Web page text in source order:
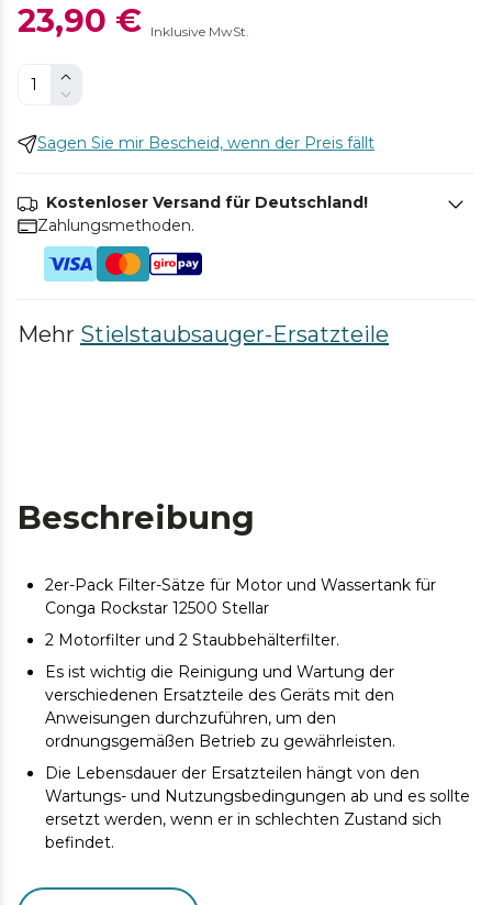
23,90 € Inklusive MwSt.
Sagen Sie mir Bescheid, wenn der Preis fällt
Kostenloser Versand für Deutschland!
Zahlungsmethoden.
Mehr Stielstaubsauger-Ersatzteile
Beschreibung
2er-Pack Filter-Sätze für Motor und Wassertank für
Conga Rockstar 12500 Stellar
2 Motorfilter und 2 Staubbehälterfilter.
Es ist wichtig die Reinigung und Wartung der
verschiedenen Ersatzteile des Geräts mit den
Anweisungen durchzuführen, um den
ordnungsgemäßen Betrieb zu gewährleisten.
Die Lebensdauer der Ersatzteilen hängt von den
Wartungs- und Nutzungsbedingungen ab und es sollte
ersetzt werden, wenn er in schlechten Zustand sich
befindet.